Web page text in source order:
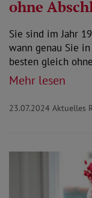
ohne
Sie sind im Jahr
wann genau Sie
besten gleich
Mehr lesen
23.07.2024 Aktuelles